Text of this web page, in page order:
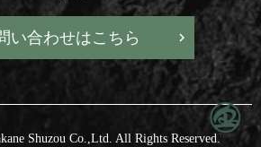
い合わせはこちら
Shuzou Co.,Ltd. All Rights Reserved.